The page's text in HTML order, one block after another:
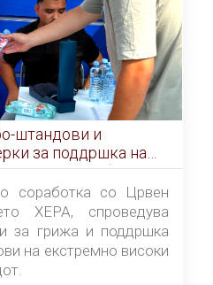
штандови и
за поддршка на
на топлотен бран
соработка со Црвен
ХЕРА, спроведува
за грижа и поддршка
на екстремно високи